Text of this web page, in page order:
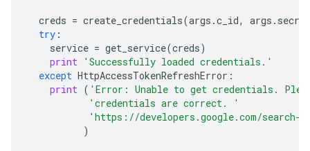
creds = create_credentials(args .c_id, args . secret
try :
service = get_service(creds)
print 'Successfully loaded credentials.'
except HttpAccessTokenRefreshError :
print ( 'Error: Unable to get credentials.
'credentials are correct. '
'https://developers.google.com/search-
)